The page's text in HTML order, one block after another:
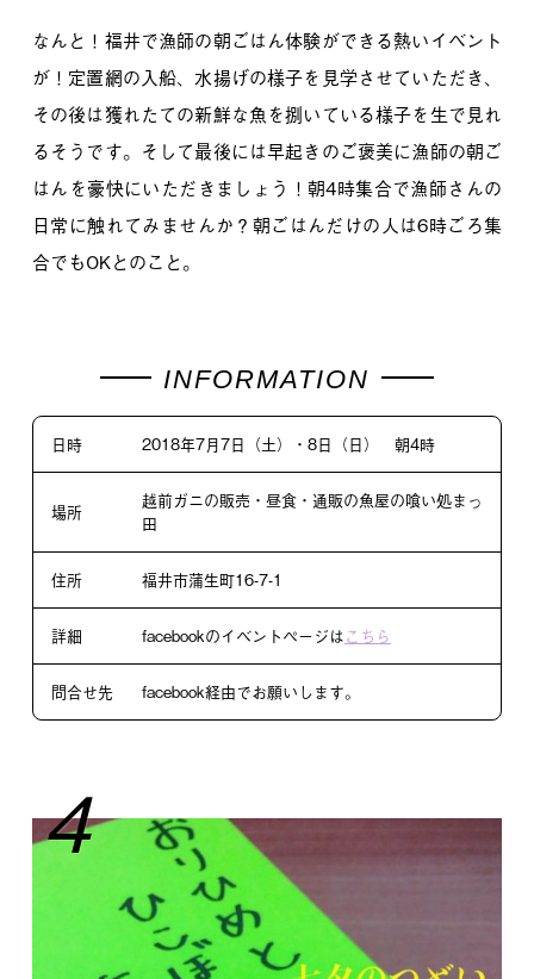
なんと！福井で漁師の朝ごはん体験ができる熱いイベント
が！定置網の入船、水揚げの様子を見学させていただき、
その後は獲れたての新鮮な魚を捌いている様子を生で見れ
るそうです。そして最後には早起きのご褒美に漁師の朝ご
はんを豪快にいただきましょう！朝4時集合で漁師さんの
日常に触れてみませんか？朝ごはんだけの人は6時ごろ集
合でもOKとのこと。
日時 2018年7月7日（土）・8日（日） 朝4時
場所
越前ガニの販売・昼食・通販の魚屋の喰い処まっ
田
住所 福井市蒲生町16-7-1
詳細 facebookのイベントページはこちら
問合せ先 facebook経由でお願いします。
4